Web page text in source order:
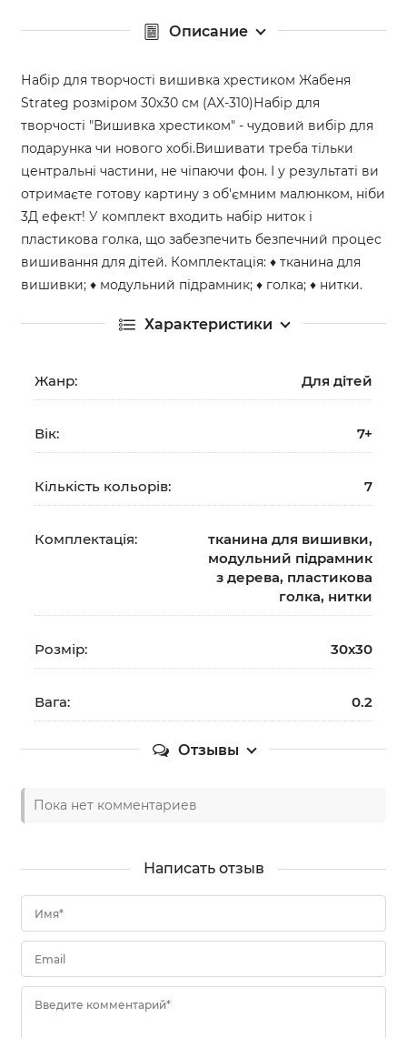
Описание
Набір для творчості вишивка хрестиком Жабеня
Strateg розміром 30х30 см (AX-310)Набір для
творчості "Вишивка хрестиком" - чудовий вибір для
подарунка чи нового хобі.Вишивати треба тільки
центральні частини, не чіпаючи фон. І у результаті ви
отримаєте готову картину з об'ємним малюнком, ніби
3Д ефект! У комплект входить набір ниток і
пластикова голка, що забезпечить безпечний процес
вишивання для дітей. Комплектація: ♦ тканина для
вишивки; ♦ модульний підрамник; ♦ голка; ♦ нитки.
Характеристики
Жанр: Для дітей
Вік: 7+
Кількість кольорів: 7
Комплектація:
тканина для вишивки,
модульний підрамник
з дерева, пластикова
голка, нитки
Розмір: 30х30
Вага: 0.2
Отзывы
Пока нет комментариев
Написать отзыв
Имя*
Email
Введите комментарий*